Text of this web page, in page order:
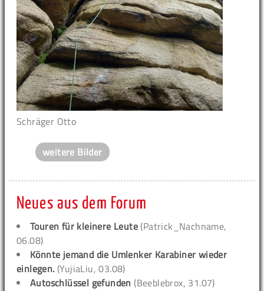
Schräger Otto
weitere Bilder
Neues aus dem Forum
Touren für kleinere Leute (Patrick_Nachname,
06.08)
Könnte jemand die Umlenker Karabiner wieder
einlegen. (YujiaLiu, 03.08)
Autoschlüssel gefunden (Beeblebrox, 31.07)